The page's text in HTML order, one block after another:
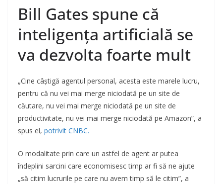
Bill Gates spune că
inteligența artificială se
va dezvolta foarte mult
„Cine câștigă agentul personal, acesta este marele lucru,
pentru că nu vei mai merge niciodată pe un site de
căutare, nu vei mai merge niciodată pe un site de
productivitate, nu vei mai merge niciodată pe Amazon”, a
spus el, potrivit CNBC.
O modalitate prin care un astfel de agent ar putea
îndeplini sarcini care economisesc timp ar fi să ne ajute
„să citim lucrurile pe care nu avem timp să le citim”, a